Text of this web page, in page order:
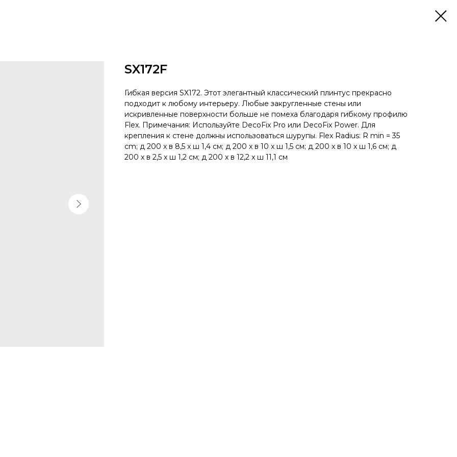
SX172F
Гибкая версия SX172. Этот элегантный классический плинтус прекрасно
подходит к любому интерьеру. Любые закругленные стены или
искривленные поверхности больше не помеха благодаря гибкому профилю
Flex. Примечания: Используйте DecoFix Pro или DecoFix Power. Для
крепления к стене должны использоваться шурупы. Flex Radius: R min = 35
cm; д 200 x в 8,5 x ш 1,4 см; д 200 x в 10 x ш 1,5 см; д 200 x в 10 x ш 1,6 см; д
200 x в 2,5 x ш 1,2 см; д 200 x в 12,2 x ш 11,1 см